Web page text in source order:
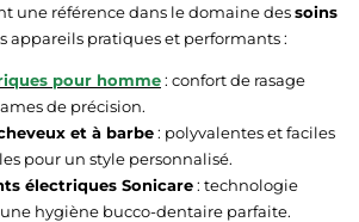
une référence dans le domaine dessoins
appareils pratiques et performants :
pour homme: confort de rasage
de précision.
et à barbe: polyvalentes et faciles
pour un style personnalisé.
électriques Sonicare: technologie
hygiène bucco-dentaire parfaite.